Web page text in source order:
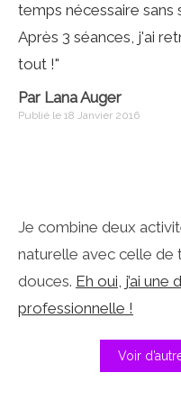
temps nécessaire sans
Après 3 séances, j'ai
tout !"
Par Lana Auger
Publié le 18 Janvier 2016
Je combine deux
naturelle avec celle de
douces. Eh oui, j’ai
professionnelle !
Voir